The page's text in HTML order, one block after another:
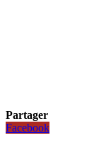
Partager
Facebook